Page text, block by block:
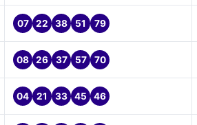
07 22 38 51 79
08 26 37 57 70
04 21 33 45 46